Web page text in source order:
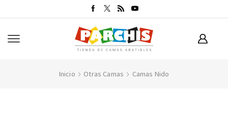
Inicio Otras Camas Camas Nido